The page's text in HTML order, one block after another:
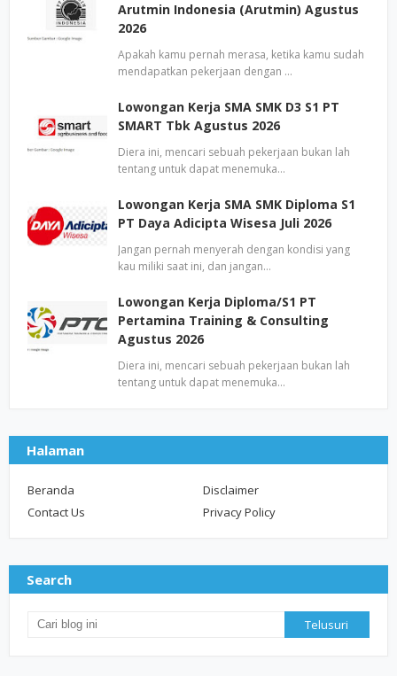
Arutmin Indonesia (Arutmin) Agustus
2026
Apakah kamu pernah merasa, ketika kamu sudah
mendapatkan pekerjaan dengan …
Lowongan Kerja SMA SMK D3 S1 PT
SMART Tbk Agustus 2026
Diera ini, mencari sebuah pekerjaan bukan lah
tentang untuk dapat menemuka…
Lowongan Kerja SMA SMK Diploma S1
PT Daya Adicipta Wisesa Juli 2026
Jangan pernah menyerah dengan kondisi yang
kau miliki saat ini, dan jangan…
Lowongan Kerja Diploma/S1 PT
Pertamina Training & Consulting
Agustus 2026
Diera ini, mencari sebuah pekerjaan bukan lah
tentang untuk dapat menemuka…
Halaman
Beranda
Disclaimer
Contact Us
Privacy Policy
Search